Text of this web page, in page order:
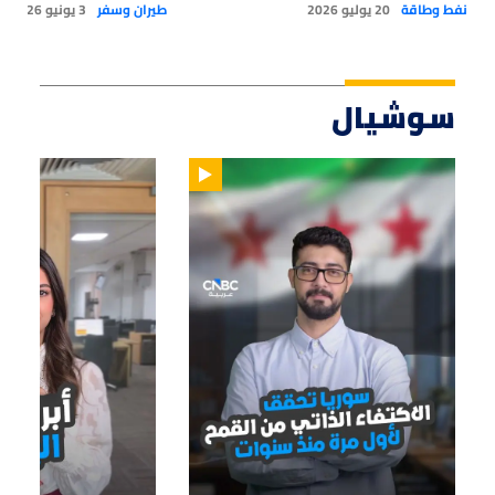
نفط وطاقة 20 يوليو 2026 طيران وسفر 3 يونيو 2026
سوشيال
01:33